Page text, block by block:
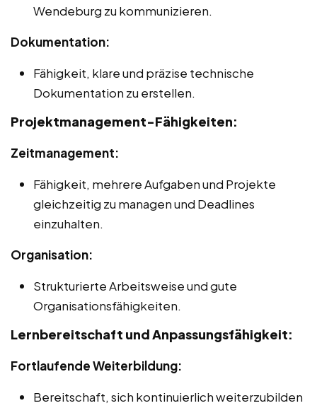
Wendeburg zu kommunizieren.
Dokumentation:
Fähigkeit, klare und präzise technische
Dokumentation zu erstellen.
Projektmanagement-Fähigkeiten:
Zeitmanagement:
Fähigkeit, mehrere Aufgaben und Projekte
gleichzeitig zu managen und Deadlines
einzuhalten.
Organisation:
Strukturierte Arbeitsweise und gute
Organisationsfähigkeiten.
Lernbereitschaft und Anpassungsfähigkeit:
Fortlaufende Weiterbildung:
Bereitschaft, sich kontinuierlich weiterzubilden